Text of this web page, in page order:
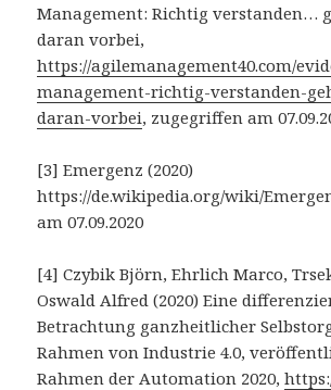
Management: Richtig verstanden…
daran vorbei,
https://agilemanagement40.com/
management-richtig-verstanden-
daran-vorbei, zugegriffen am
[3] Emergenz (2020)
https://de.wikipedia.org/wiki/
am 07.09.2020
[4] Czybik Björn, Ehrlich Marco,
Oswald Alfred (2020) Eine
Betrachtung ganzheitlicher
Rahmen von Industrie 4.0,
Rahmen der Automation 2020,